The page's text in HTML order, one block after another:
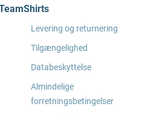
Levering og returnering
Tilgængelighed
Databeskyttelse
Almindelige
forretningsbetingelser